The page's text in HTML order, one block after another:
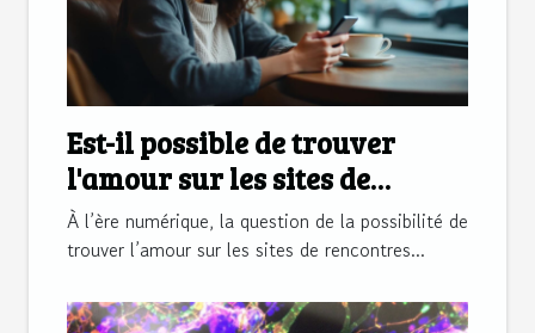
Est-il possible de trouver
l'amour sur les sites de
rencontres ?
À l’ère numérique, la question de la possibilité de
trouver l’amour sur les sites de rencontres...